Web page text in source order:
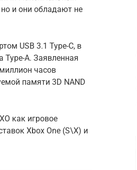
и они обладают не
USB 3.1 Type-C, в
Type-A. Заявленная
часов
памяти 3D NAND
как игровое
Xbox One (S\X) и